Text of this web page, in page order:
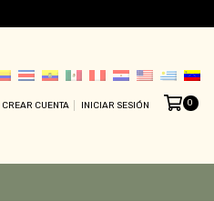
CREAR CUENTA INICIAR SESIÓN 0